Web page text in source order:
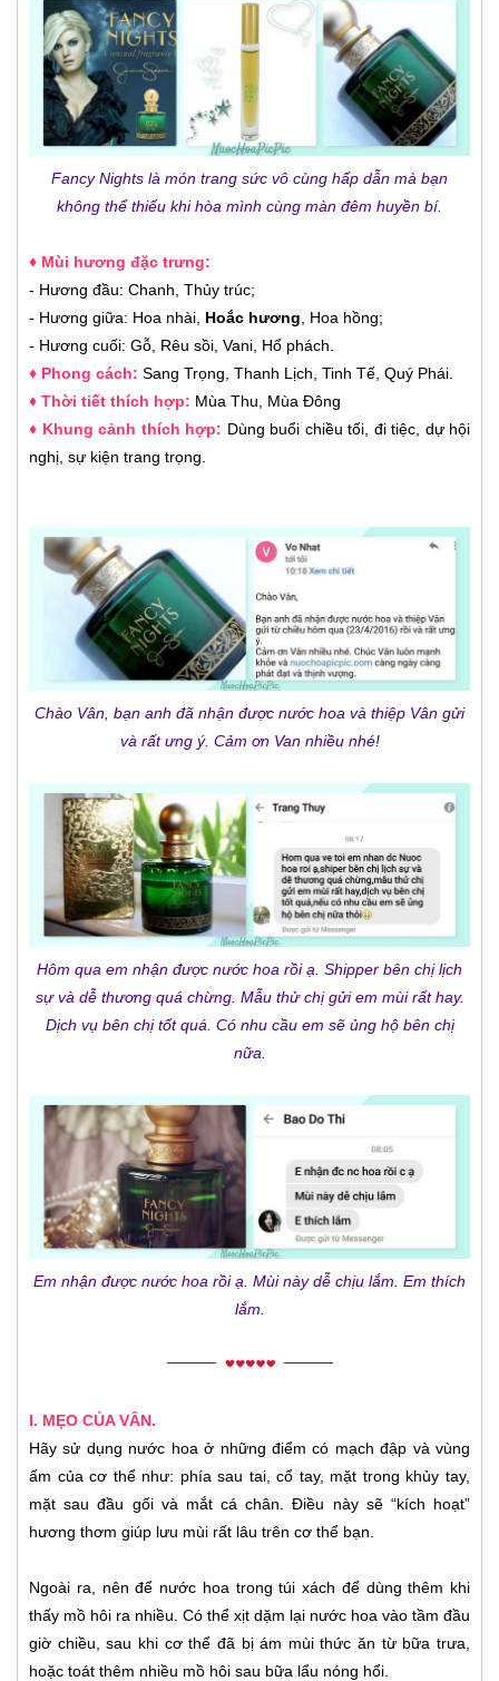
Fancy Nights là món trang sức vô cùng hấp dẫn mà bạn
không thể thiếu khi hòa mình cùng màn đêm huyền bí.
♦ Mùi hương đặc trưng:
- Hương đầu: Chanh, Thủy trúc;
- Hương giữa: Hoa nhài, Hoắc hương , Hoa hồng;
- Hương cuối: Gỗ, Rêu sồi, Vani, Hổ phách.
♦ Phong cách: Sang Trọng, Thanh Lịch, Tinh Tế, Quý Phái.
♦ Thời tiết thích hợp: Mùa Thu, Mùa Đông
♦ Khung cảnh thích hợp: Dùng buổi chiều tối, đi tiệc, dự hội
nghị, sự kiện trang trọng.
Chào Vân, bạn anh đã nhận được nước hoa và thiệp Vân gửi
và rất ưng ý. Cảm ơn Van nhiều nhé!
Hôm qua em nhận được nước hoa rồi ạ. Shipper bên chị lịch
sự và dễ thương quá chừng. Mẫu thử chị gửi em mùi rất hay.
Dịch vụ bên chị tốt quá. Có nhu cầu em sẽ ủng hộ bên chị
nữa.
Em nhận được nước hoa rồi ạ. Mùi này dễ chịu lắm. Em thích
lắm.
I. MẸO CỦA VÂN.
Hãy sử dụng nước hoa ở những điểm có mạch đập và vùng
ấm của cơ thể như: phía sau tai, cổ tay, mặt trong khủy tay,
mặt sau đầu gối và mắt cá chân. Điều này sẽ “kích hoạt”
hương thơm giúp lưu mùi rất lâu trên cơ thể bạn.
Ngoài ra, nên để nước hoa trong túi xách để dùng thêm khi
thấy mồ hôi ra nhiều. Có thể xịt dặm lại nước hoa vào tầm đầu
giờ chiều, sau khi cơ thể đã bị ám mùi thức ăn từ bữa trưa,
hoặc toát thêm nhiều mồ hôi sau bữa lẩu nóng hổi.